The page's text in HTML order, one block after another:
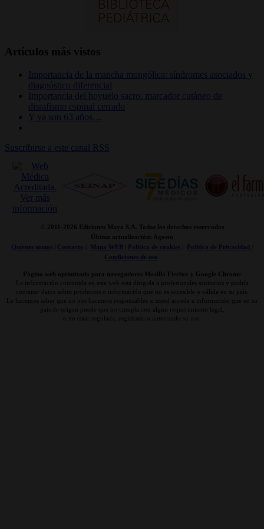
Artículos más vistos
Importancia de la mancha mongólica: síndromes asociados y
diagnóstico diferencial
Importancia del hoyuelo sacro: marcador cutáneo de
disrafismo espinal cerrado
Y ya son 63 años…
Suscribirse a este canal RSS
© 2011- 2026 Ediciones Mayo S.A. Todos los derechos reservados
Última actualización: Agosto
Quienes somos| Contacto Mapa WEB| Politica de cookies|
Politica de Privacidad /
Condiciones de uso
Página web optimizada para navegadores Mozilla Firefox y Google Chrome
La información contenida en esta web está dirigida a profesionales sanitarios y podría
contener datos sobre productos o información que no es accesible o válida en su país.
Le hacemos saber que no nos hacemos responsables si usted accede a información que en su
país de origen puede que no cumpla con algún requerimiento legal,
o no estar regulada, registrada o autorizado su uso.